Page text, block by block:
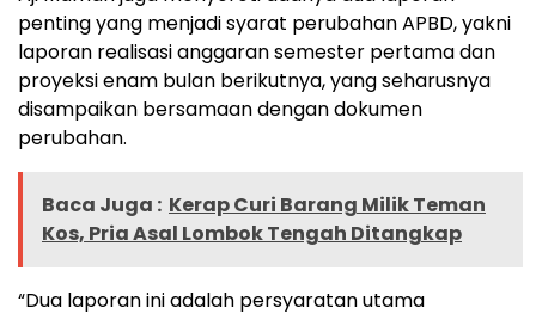
penting yang menjadi syarat perubahan APBD, yakni
laporan realisasi anggaran semester pertama dan
proyeksi enam bulan berikutnya, yang seharusnya
disampaikan bersamaan dengan dokumen
perubahan.
Baca Juga : Kerap Curi Barang Milik Teman
Kos, Pria Asal Lombok Tengah Ditangkap
“Dua laporan ini adalah persyaratan utama